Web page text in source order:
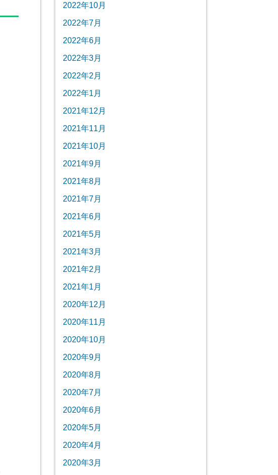
2022年10月
2022年7月
2022年6月
2022年3月
2022年2月
2022年1月
2021年12月
2021年11月
2021年10月
2021年9月
2021年8月
2021年7月
2021年6月
2021年5月
2021年3月
2021年2月
2021年1月
2020年12月
2020年11月
2020年10月
2020年9月
2020年8月
2020年7月
2020年6月
2020年5月
2020年4月
2020年3月